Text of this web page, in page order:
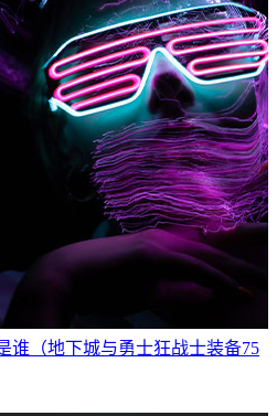
谁（地下城与勇士狂战士装备75